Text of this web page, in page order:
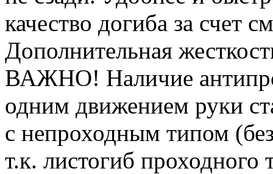
качество догиба за счет
Дополнительная
ВАЖНО! Наличие
одним движением руки
с непроходным типом
т.к. листогиб проходного